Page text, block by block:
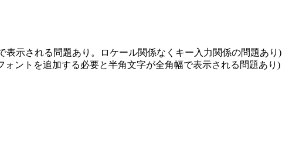
表示される問題あり。ロケール関係なくキー入力関係の問題あり)
ォントを追加する必要と半角文字が全角幅で表示される問題あり)